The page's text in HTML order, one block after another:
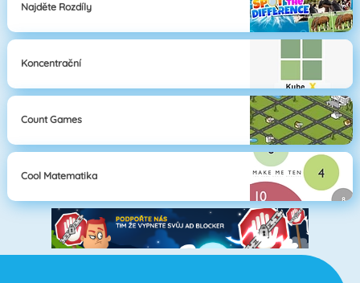
Najděte Rozdíly
Koncentrační
Count Games
Cool Matematika